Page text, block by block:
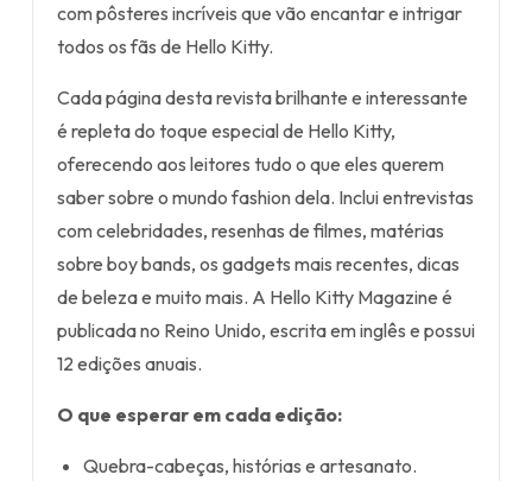
com pôsteres incríveis que vão encantar e intrigar
todos os fãs de Hello Kitty.
Cada página desta revista brilhante e interessante
é repleta do toque especial de Hello Kitty,
oferecendo aos leitores tudo o que eles querem
saber sobre o mundo fashion dela. Inclui entrevistas
com celebridades, resenhas de filmes, matérias
sobre boy bands, os gadgets mais recentes, dicas
de beleza e muito mais. A Hello Kitty Magazine é
publicada no Reino Unido, escrita em inglês e possui
12 edições anuais.
O que esperar em cada edição:
Quebra-cabeças, histórias e artesanato.